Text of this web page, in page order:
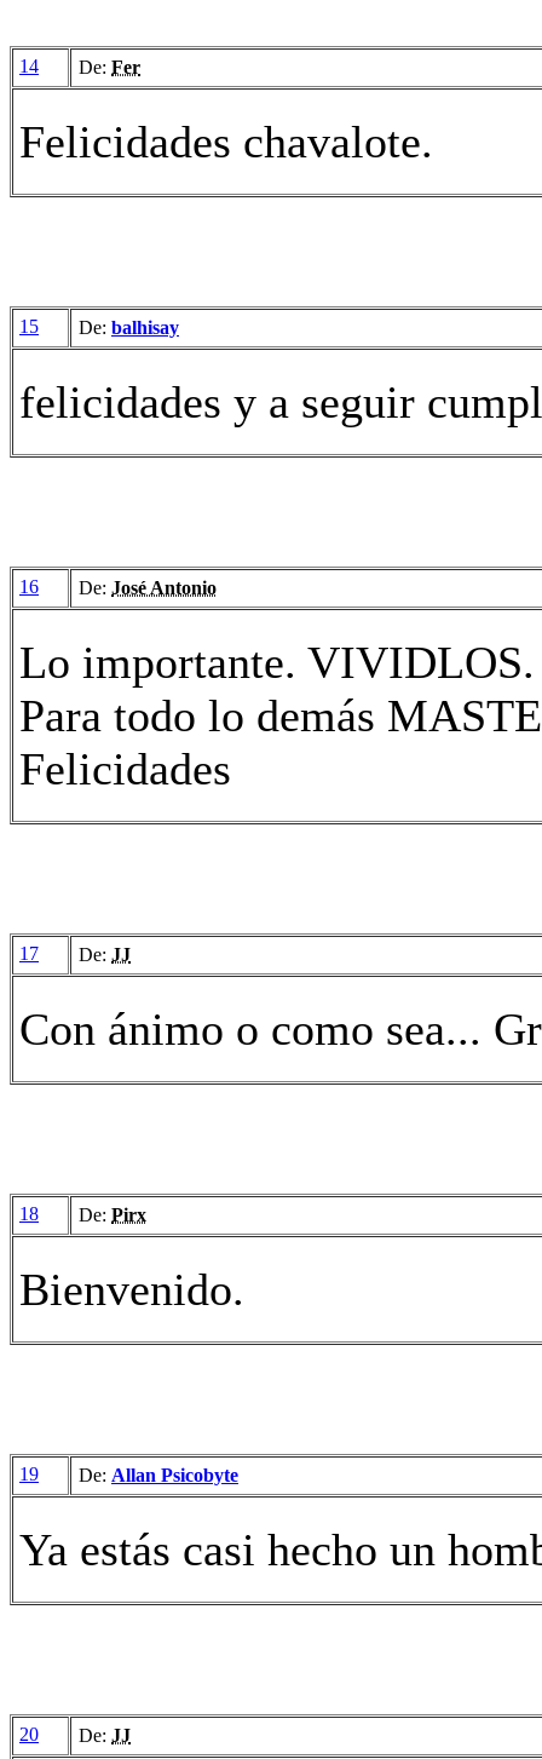
14 De: Fer
Felicidades chavalote.
15 De: balhisay
felicidades y a seguir
16 De: José Antonio
Lo importante. VIVIDLOS.
Para todo lo demás
Felicidades
17 De: JJ
Con ánimo o como sea...
18 De: Pirx
Bienvenido.
19 De: Allan Psicobyte
Ya estás casi hecho un
20 De: JJ